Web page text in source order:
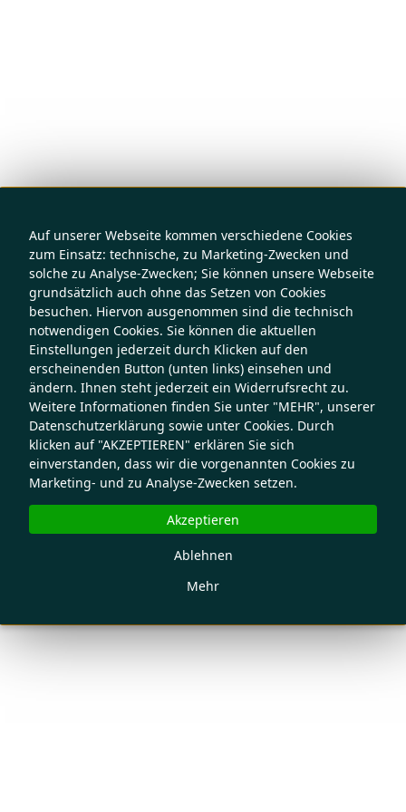
Auf unserer Webseite kommen verschiedene Cookies
zum Einsatz: technische, zu Marketing-Zwecken und
solche zu Analyse-Zwecken; Sie können unsere Webseite
grundsätzlich auch ohne das Setzen von Cookies
besuchen. Hiervon ausgenommen sind die technisch
notwendigen Cookies. Sie können die aktuellen
Einstellungen jederzeit durch Klicken auf den
erscheinenden Button (unten links) einsehen und
ändern. Ihnen steht jederzeit ein Widerrufsrecht zu.
Weitere Informationen finden Sie unter "MEHR", unserer
Datenschutzerklärung sowie unter Cookies. Durch
klicken auf "AKZEPTIEREN" erklären Sie sich
einverstanden, dass wir die vorgenannten Cookies zu
Marketing- und zu Analyse-Zwecken setzen.
Mehr
Ablehnen
Akzeptieren